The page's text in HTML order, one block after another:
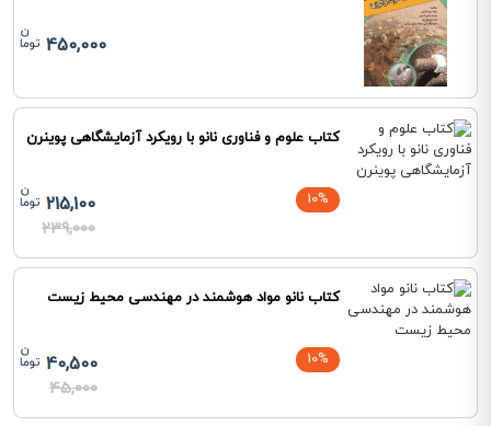
450,000
کتاب علوم و فناوری نانو با رویکرد آزمایشگاهی پوینرن
10%
215,100
239,000
کتاب نانو مواد هوشمند در مهندسی محیط زیست
10%
40,500
45,000